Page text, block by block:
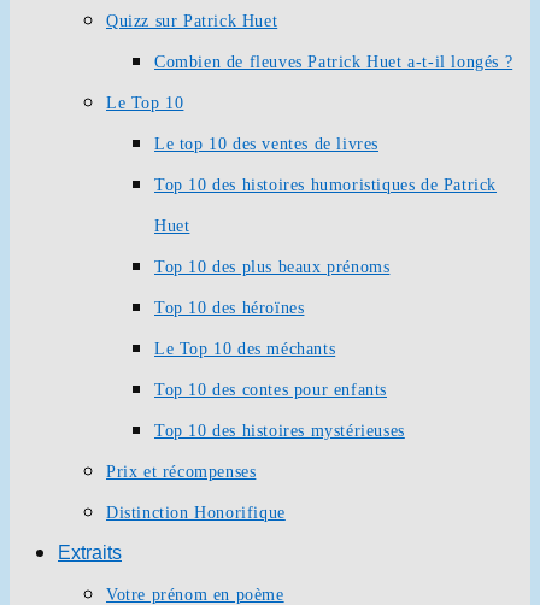
Quizz sur Patrick Huet
Combien de fleuves Patrick Huet a-t-il longés ?
Le Top 10
Le top 10 des ventes de livres
Top 10 des histoires humoristiques de Patrick
Huet
Top 10 des plus beaux prénoms
Top 10 des héroïnes
Le Top 10 des méchants
Top 10 des contes pour enfants
Top 10 des histoires mystérieuses
Prix et récompenses
Distinction Honorifique
Extraits
Votre prénom en poème